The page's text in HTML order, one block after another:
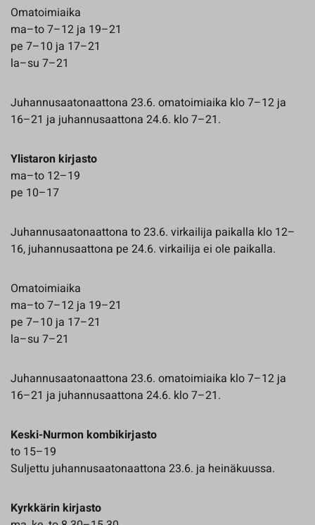
Omatoimiaika
ma–to 7–12 ja 19–21
pe 7–10 ja 17–21
la–su 7–21
Juhannusaatonaattona 23.6. omatoimiaika klo 7–12 ja
16–21 ja juhannusaattona 24.6. klo 7–21.
Ylistaron kirjasto
ma–to 12–19
pe 10–17
Juhannusaatonaattona to 23.6. virkailija paikalla klo 12–
16, juhannusaattona pe 24.6. virkailija ei ole paikalla.
Omatoimiaika
ma–to 7–12 ja 19–21
pe 7–10 ja 17–21
la–su 7–21
Juhannusaatonaattona 23.6. omatoimiaika klo 7–12 ja
16–21 ja juhannusaattona 24.6. klo 7–21.
Keski-Nurmon kombikirjasto
to 15–19
Suljettu juhannusaatonaattona 23.6. ja heinäkuussa.
Kyrkkärin kirjasto